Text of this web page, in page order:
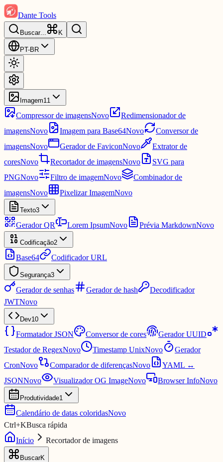
Dante Tools
Buscar... K
PT-BR
Imagem11
Compressor de imagensNovo
Redimensionador de
imagensNovo Imagem para Base64Novo
Conversor de
imagensNovo Gerador de FaviconNovo
Extrator de
coresNovo Recortador de imagensNovo
SVG para
PNGNovo Filtro de imagemNovo
Combinador de
imagensNovo Pixelizar ImagemNovo
Texto3
Gerador QR Lorem IpsumNovo Prévia MarkdownNovo
Codificação2
Base64 Codificador URL
Segurança3
Gerador de senhas Gerador de hash
Decodificador
JWTNovo
Dev10
Formatador JSON Conversor de cores
Gerador UUID
Testador de RegexNovo Timestamp UnixNovo
Gerador
CronNovo Comparador de diferençasNovo
YAML ↔
JSONNovo Visualizador OG ImageNovo Browser InfoNovo
Produtividade1
Calendário de datas coloridasNovo
Ctrl+KBusca rápida
Início
Recortador de imagens
BuscarK